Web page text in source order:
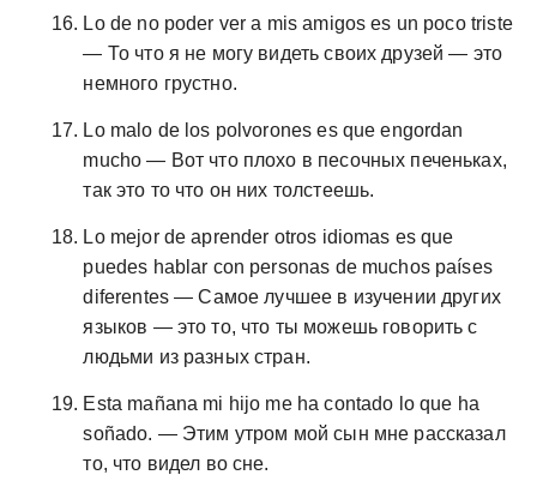
Lo de no poder ver a mis amigos es un poco triste
— То что я не могу видеть своих друзей — это
немного грустно.
Lo malo de los polvorones es que engordan
mucho — Вот что плохо в песочных печеньках,
так это то что он них толстеешь.
Lo mejor de aprender otros idiomas es que
puedes hablar con personas de muchos países
diferentes — Самое лучшее в изучении других
языков — это то, что ты можешь говорить с
людьми из разных стран.
Esta mañana mi hijo me ha contado lo que ha
soñado. — Этим утром мой сын мне рассказал
то, что видел во сне.